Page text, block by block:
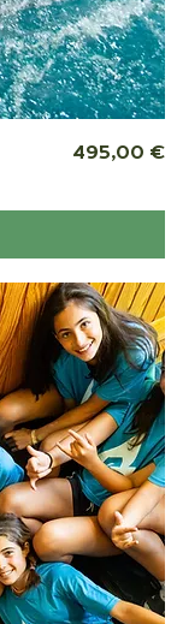
Precio
495,00 €